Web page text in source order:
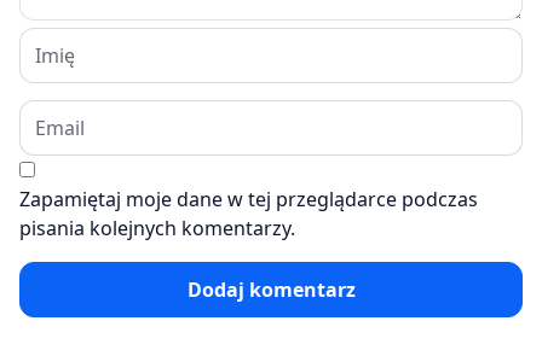
Zapamiętaj moje dane w tej przeglądarce podczas
pisania kolejnych komentarzy.
Dodaj komentarz